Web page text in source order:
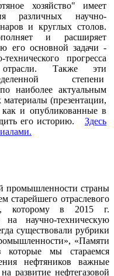
хозяйство" имеет
различных научно-
и круглых столов.
и расширяет
его основной задачи -
прогресса
отрасли. Также эти
степени
наиболее актуальным
материалы (презентации,
и опубликованные в
его историю. Здесь
.
промышленности страны
старейшего отраслевого
которому в 2015 г.
научно-техническую
существовали рубрики
«Памяти
которые мы стараемся
нефтяников важные
развитие нефтегазовой